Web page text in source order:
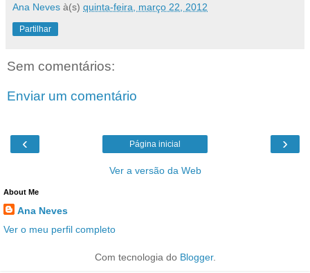
Ana Neves à(s) quinta-feira, março 22, 2012
Partilhar
Sem comentários:
Enviar um comentário
‹ ›
Página inicial
Ver a versão da Web
About Me
Ana Neves
Ver o meu perfil completo
Com tecnologia do Blogger.